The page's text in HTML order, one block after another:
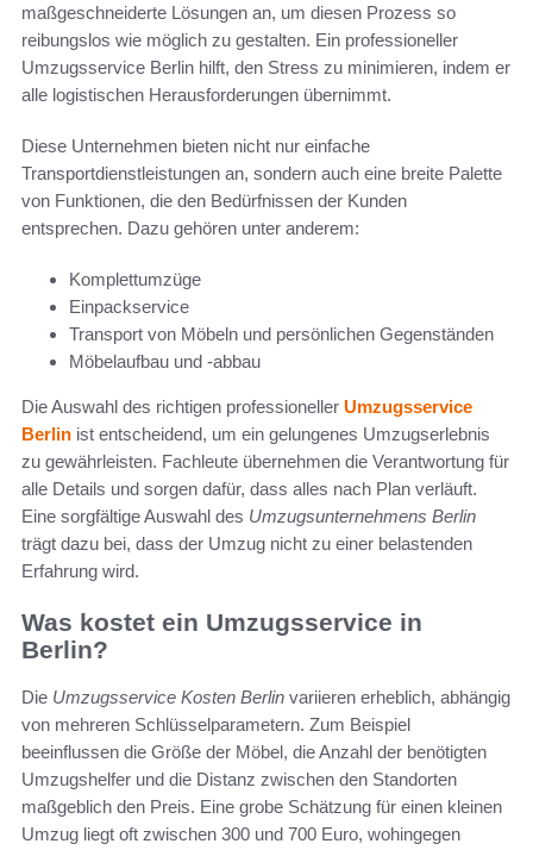
maßgeschneiderte Lösungen an, um diesen Prozess so
reibungslos wie möglich zu gestalten. Ein professioneller
Umzugsservice Berlin hilft, den Stress zu minimieren, indem er
alle logistischen Herausforderungen übernimmt.
Diese Unternehmen bieten nicht nur einfache
Transportdienstleistungen an, sondern auch eine breite Palette
von Funktionen, die den Bedürfnissen der Kunden
entsprechen. Dazu gehören unter anderem:
Komplettumzüge
Einpackservice
Transport von Möbeln und persönlichen Gegenständen
Möbelaufbau und -abbau
Die Auswahl des richtigen professioneller Umzugsservice
Berlin ist entscheidend, um ein gelungenes Umzugserlebnis
zu gewährleisten. Fachleute übernehmen die Verantwortung für
alle Details und sorgen dafür, dass alles nach Plan verläuft.
Eine sorgfältige Auswahl des Umzugsunternehmens Berlin
trägt dazu bei, dass der Umzug nicht zu einer belastenden
Erfahrung wird.
Was kostet ein Umzugsservice in
Berlin?
Die Umzugsservice Kosten Berlin variieren erheblich, abhängig
von mehreren Schlüsselparametern. Zum Beispiel
beeinflussen die Größe der Möbel, die Anzahl der benötigten
Umzugshelfer und die Distanz zwischen den Standorten
maßgeblich den Preis. Eine grobe Schätzung für einen kleinen
Umzug liegt oft zwischen 300 und 700 Euro, wohingegen